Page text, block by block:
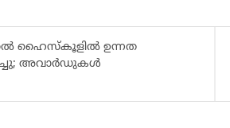
ഹൈസ്കൂളിൽ ഉന്നത
അവാർഡുകൾ